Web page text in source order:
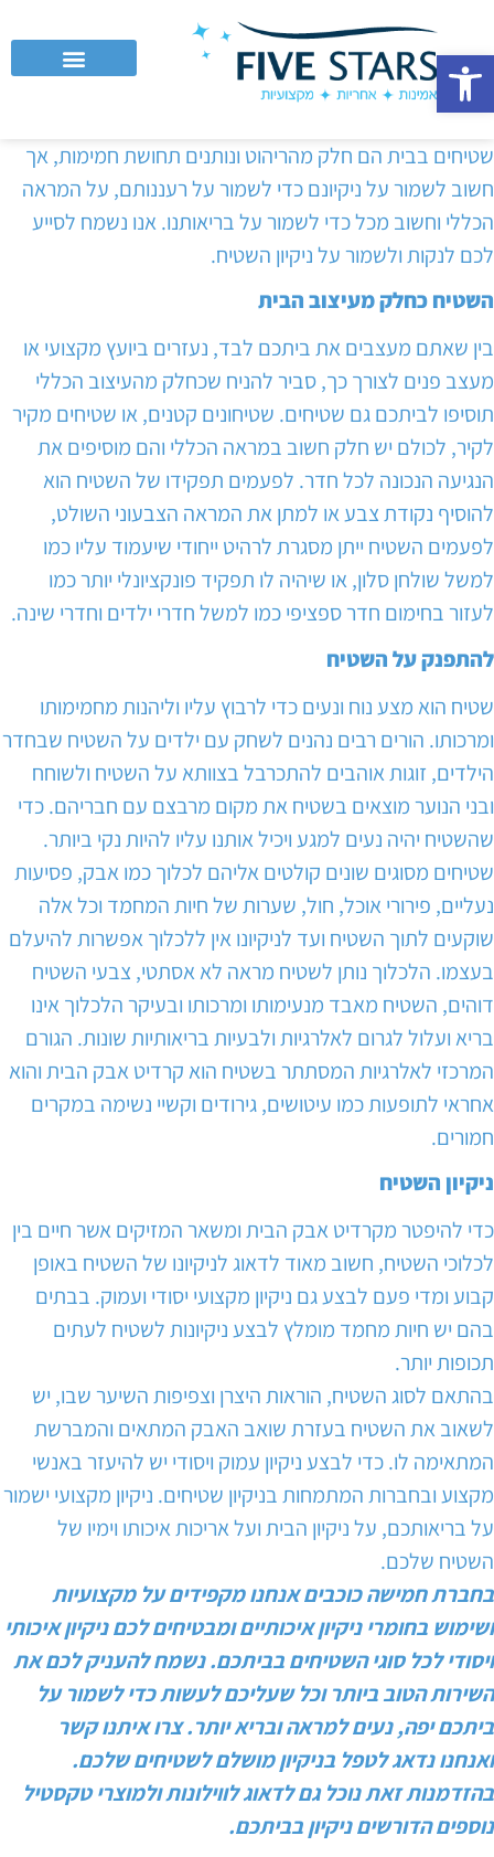
שטיחים בבית הם חלק מהריהוט ונותנים תחושת חמימות, אך
חשוב לשמור על ניקיונם כדי לשמור על רעננותם, על המראה
הכללי וחשוב מכל כדי לשמור על בריאותנו. אנו נשמח לסייע
לכם לנקות ולשמור על ניקיון השטיח.
השטיח כחלק מעיצוב הבית
בין שאתם מעצבים את ביתכם לבד, נעזרים ביועץ מקצועי או
מעצב פנים לצורך כך, סביר להניח שכחלק מהעיצוב הכללי
תוסיפו לביתכם גם שטיחים. שטיחונים קטנים, או שטיחים מקיר
לקיר, לכולם יש חלק חשוב במראה הכללי והם מוסיפים את
הנגיעה הנכונה לכל חדר. לפעמים תפקידו של השטיח הוא
להוסיף נקודת צבע או למתן את המראה הצבעוני השולט,
לפעמים השטיח ייתן מסגרת לרהיט ייחודי שיעמוד עליו כמו
למשל שולחן סלון, או שיהיה לו תפקיד פונקציונלי יותר כמו
לעזור בחימום חדר ספציפי כמו למשל חדרי ילדים וחדרי שינה.
להתפנק על השטיח
שטיח הוא מצע נוח ונעים כדי לרבוץ עליו וליהנות מחמימותו
ומרכותו. הורים רבים נהנים לשחק עם ילדים על השטיח שבחדר
הילדים, זוגות אוהבים להתכרבל בצוותא על השטיח ולשוחח
ובני הנוער מוצאים בשטיח את מקום מרבצם עם חבריהם. כדי
שהשטיח יהיה נעים למגע ויכיל אותנו עליו להיות נקי ביותר.
שטיחים מסוגים שונים קולטים אליהם לכלוך כמו אבק, פסיעות
נעליים, פירורי אוכל, חול, שערות של חיות המחמד וכל אלה
שוקעים לתוך השטיח ועד לניקיונו אין ללכלוך אפשרות להיעלם
בעצמו. הלכלוך נותן לשטיח מראה לא אסתטי, צבעי השטיח
דוהים, השטיח מאבד מנעימותו ומרכותו ובעיקר הלכלוך אינו
בריא ועלול לגרום לאלרגיות ולבעיות בריאותיות שונות. הגורם
המרכזי לאלרגיות המסתתר בשטיח הוא קרדיט אבק הבית והוא
אחראי לתופעות כמו עיטושים, גירודים וקשיי נשימה במקרים
חמורים.
ניקיון השטיח
כדי להיפטר מקרדיט אבק הבית ומשאר המזיקים אשר חיים בין
לכלוכי השטיח, חשוב מאוד לדאוג לניקיונו של השטיח באופן
קבוע ומדי פעם לבצע גם ניקיון מקצועי יסודי ועמוק. בבתים
בהם יש חיות מחמד מומלץ לבצע ניקיונות לשטיח לעתים
תכופות יותר.
בהתאם לסוג השטיח, הוראות היצרן וצפיפות השיער שבו, יש
לשאוב את השטיח בעזרת שואב האבק המתאים והמברשת
המתאימה לו. כדי לבצע ניקיון עמוק ויסודי יש להיעזר באנשי
מקצוע ובחברות המתמחות בניקיון שטיחים. ניקיון מקצועי ישמור
על בריאותכם, על ניקיון הבית ועל אריכות איכותו וימיו של
השטיח שלכם.
בחברת חמישה כוכבים אנחנו מקפידים על מקצועיות
ושימוש בחומרי ניקיון איכותיים ומבטיחים לכם ניקיון איכותי
ויסודי לכל סוגי השטיחים בביתכם. נשמח להעניק לכם את
השירות הטוב ביותר וכל שעליכם לעשות כדי לשמור על
ביתכם יפה, נעים למראה ובריא יותר. צרו איתנו קשר
ואנחנו נדאג לטפל בניקיון מושלם לשטיחים שלכם.
בהזדמנות זאת נוכל גם לדאוג לווילונות ולמוצרי טקסטיל
נוספים הדורשים ניקיון בביתכם.
פתח סרגל נגישות